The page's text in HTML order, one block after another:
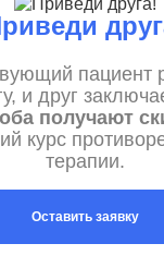
пациент
и друг
оба получают
курс
терапии.
Оставить заявку